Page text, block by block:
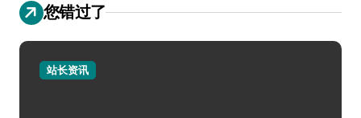
您错过了
站长资讯